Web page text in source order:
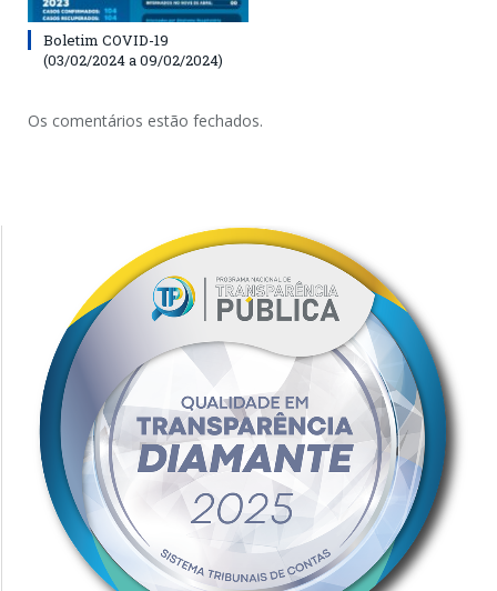
Boletim COVID-19
(03/02/2024 a 09/02/2024)
Os comentários estão fechados.